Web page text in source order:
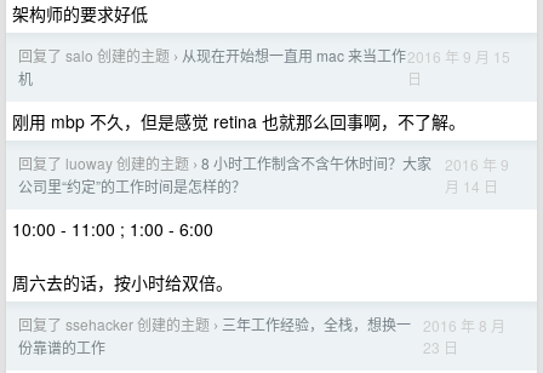
架构师的要求好低
回复了 salo 创建的主题 › 从现在开始想一直用 mac 来当工作
机
2016 年 9 月 15
日
刚用 mbp 不久，但是感觉 retina 也就那么回事啊，不了解。
回复了 luoway 创建的主题 › 8 小时工作制含不含午休时间？大家
公司里“约定”的工作时间是怎样的？
2016 年 9
月 14 日
10:00 - 11:00 ; 1:00 - 6:00
周六去的话，按小时给双倍。
回复了 ssehacker 创建的主题 › 三年工作经验，全栈，想换一
份靠谱的工作
2016 年 8 月
23 日